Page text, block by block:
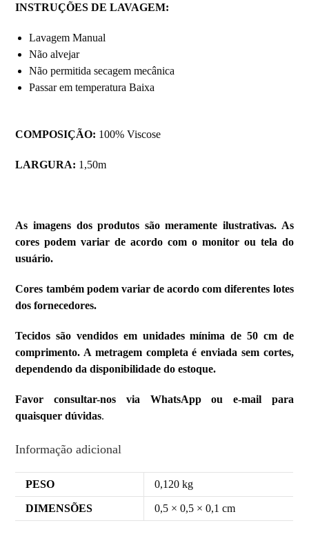
INSTRUÇÕES DE LAVAGEM:
Lavagem Manual
Não alvejar
Não permitida secagem mecânica
Passar em temperatura Baixa
COMPOSIÇÃO: 100% Viscose
LARGURA: 1,50m
As imagens dos produtos são meramente ilustrativas. As
cores podem variar de acordo com o monitor ou tela do
usuário.
Cores também podem variar de acordo com diferentes lotes
dos fornecedores.
Tecidos são vendidos em unidades mínima de 50 cm de
comprimento. A metragem completa é enviada sem cortes,
dependendo da disponibilidade do estoque.
Favor consultar-nos via WhatsApp ou e-mail para
quaisquer dúvidas.
Informação adicional
PESO 0,120 kg
DIMENSÕES 0,5 × 0,5 × 0,1 cm